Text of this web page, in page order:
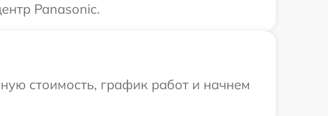
Panasonic.
стоимость, график работ и начнем